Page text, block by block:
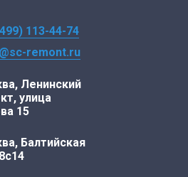
113-44-74
remont.ru
Ленинский
улица
15
Балтийская